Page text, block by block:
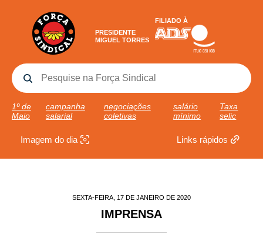
PRESIDENTE
MIGUEL TORRES
FILIADO À
1º de
Maio
campanha
salarial
negociações
coletivas
salário
mínimo
Taxa
selic
Imagem do dia Links rápidos
SEXTA-FEIRA, 17 DE JANEIRO DE 2020
IMPRENSA